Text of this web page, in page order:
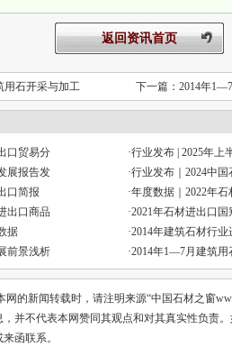
返回资讯首页
用石开采与加工 下一篇： 2014年
口贸易分 ·行业发布 | 2025年上
展报告发 ·行业发布｜2024中
口简报 ·年度数据｜2022年
出口商品 ·2021年石材进出口国
据 ·2014年建筑石材行
前景浅析 ·2014年1—7月建筑用
的新闻转载时，请注明来源“中国石材之窗
并不代表本网赞同其观点和对其真实性负责
函联系。